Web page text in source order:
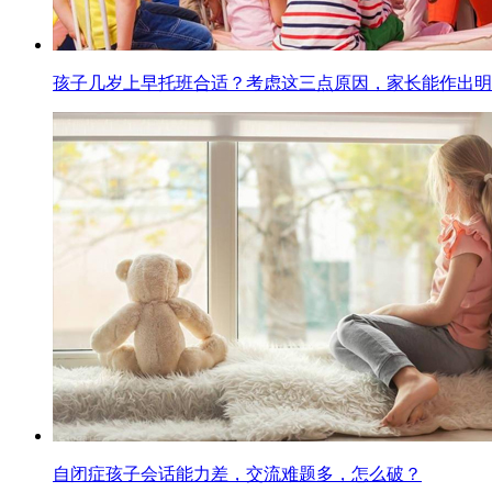
孩子几岁上早托班合适？考虑这三点原因，家长能作出
自闭症孩子会话能力差，交流难题多，怎么破？